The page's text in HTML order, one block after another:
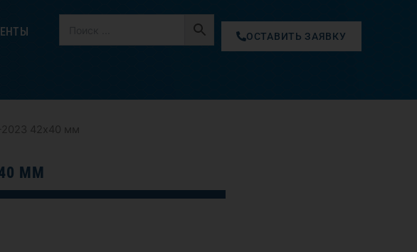
ОСТАВИТЬ ЗАЯВКУ
42х40 мм
ММ